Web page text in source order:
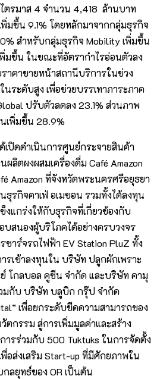
ตรมาส 4 จำนวน 4,418 ล้านบาท
มขึ้น 9.1% โดยหลักมาจากกลุ่มธุรกิจ
สำหรับกลุ่มธุรกิจ Mobility เพิ่มขึ้น
มขึ้น ในขณะที่อัตรากำไรอ่อนตัวลง
าคาขายหน้าสถานีบริการในช่วง
ระดับสูง เพื่อช่วยบรรเทาภาระภาค
ปรับตัวลดลง 23.1% ส่วนภาพ
เพิ่มขึ้น 28.9%
ปิดดำเนินการศูนย์กระจายสินค้า
ลิตผงผสมเครื่องดื่ม Café Amazon
Amazon ที่จังหวัดพระนครศรีอยุธยา
ธุรกิจคาเฟ่ อเมซอน รวมทั้งได้ลงทุน
งแกร่งให้กับธุรกิจที่เกี่ยวข้องกับ
บสนองผู้บริโภคได้อย่างครบวงจร
ชาร์จรถไฟฟ้า EV Station PluZ ทั้ง
รเข้าลงทุนใน บริษัท ปลูกผักเพราะ
โกลบอล คูซีน จำกัด และบริษัท คามุ
มกับ บริษัท บลูบิก กรุ๊ป จำกัด
เพื่อยกระดับขีดความสามารถของ
ตกรรม สู่การเพิ่มมูลค่าและสร้าง
ารร่วมกับ 500 Tuktuks ในการจัดตั้ง
พื่อส่งเสริม Start-up ที่มีศักยภาพใน
ลยุทธ์ของ OR เป็นต้น